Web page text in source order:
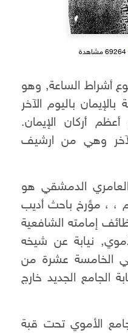
الساعة, وهو
باليوم الآخر
أركان الإيمان.
وهي من ارشيف
الدمشقي هو
دمشق 1570 م ، ، مؤرخ باحث أديب
إمامته الشافعية
نيابة عن شيخه
الخامسة عشرة من
الجامع الجديد خارج
الأموي تحت قبة